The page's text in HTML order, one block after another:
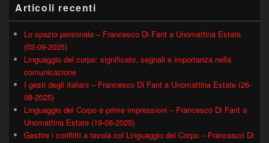
Articoli recenti
Lo spazio personale – Francesco Di Fant a Unomattina Estate
(02-09-2025)
Linguaggio del corpo: significato, segnali e importanza nella
comunicazione
I gesti degli italiani – Francesco Di Fant a Unomattina Estate (26-
08-2025)
Linguaggio del Corpo e prime impressioni – Francesco Di Fant a
Unomattina Estate (19-08-2025)
Gestire i conflitti a tavola col Linguaggio del Corpo – Francesco Di